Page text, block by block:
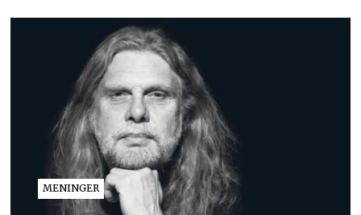
MENINGER